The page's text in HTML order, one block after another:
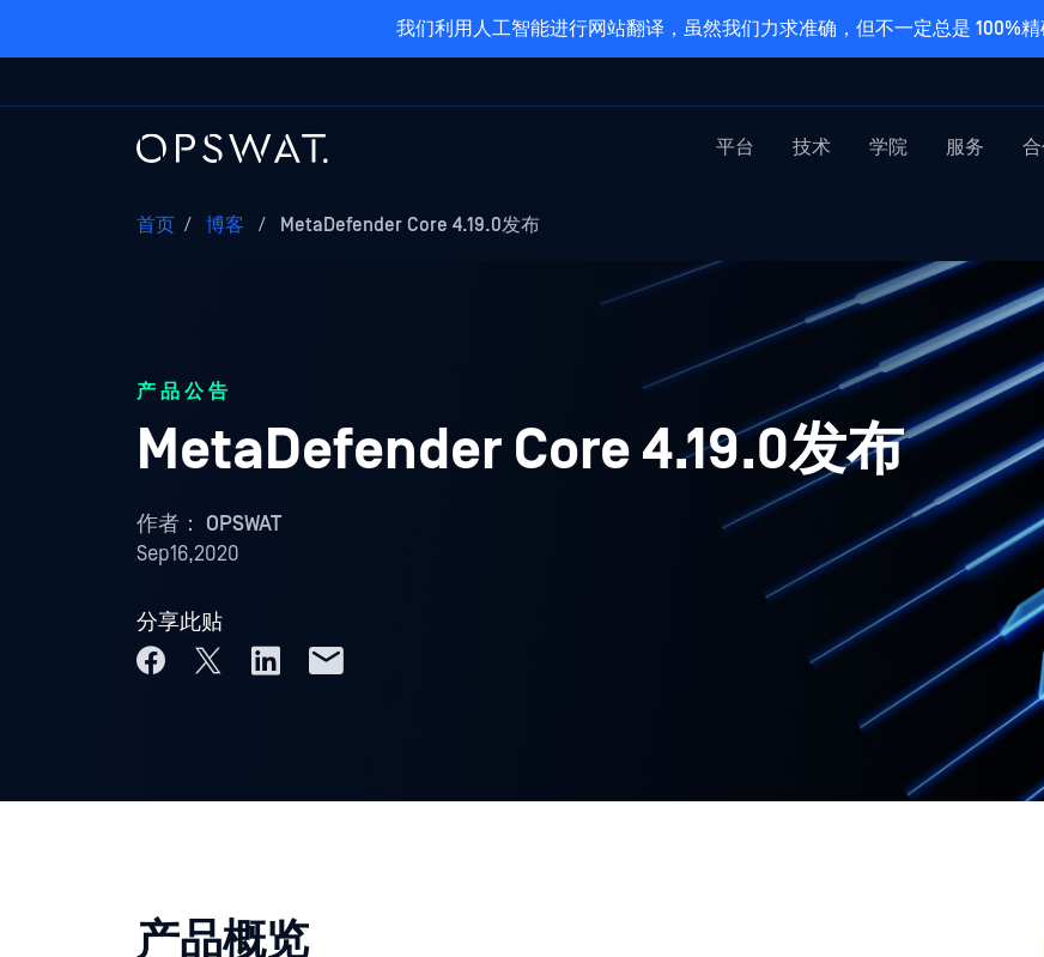
我们利用人工智能进行网站翻译，虽然我们力求准确，但不一定总是 100%精
平台 技术 学院 服务
首页 / 博客 / MetaDefender Core 4.19.0发布
产品公告
MetaDefender Core 4.19.0发布
作者： OPSWAT
Sep16,2020
分享此贴
产品概览